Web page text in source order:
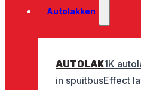
Autolakken
AUTOLAK1K
in spuitbusEffect